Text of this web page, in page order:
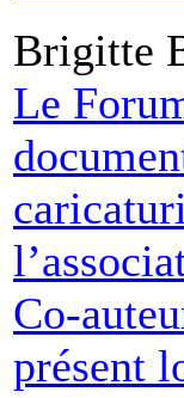
Brigitte
Le
Co-
présent